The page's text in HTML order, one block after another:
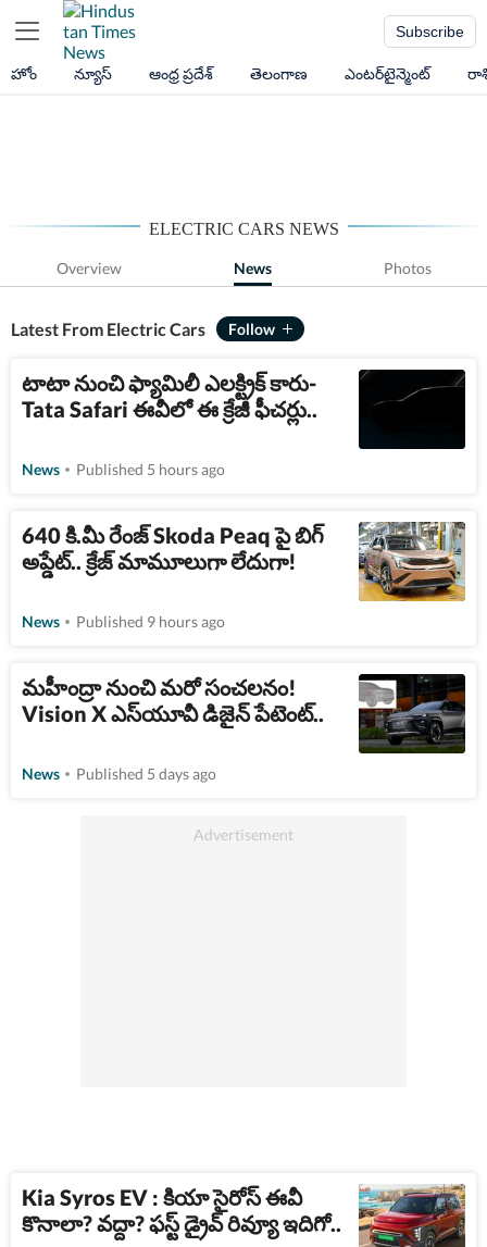
Subscribe
హోం న్యూస్ ఆంధ్ర ప్రదేశ్ తెలంగాణ ఎంటర్‌టైన్మెంట్
ELECTRIC CARS NEWS
Overview News Photos
Latest From Electric Cars
టాటా నుంచి ఫ్యామిలీ ఎలక్ట్రిక్ కారు-
Tata Safari ఈవీలో ఈ క్రేజీ ఫీచర్లు..
News Published 5 hours ago
640 కి.మీ రేంజ్​ Skoda Peaq ​పై బిగ్​
అప్డేట్.. క్రేజ్​ మామూలుగా లేదుగా!
News Published 9 hours ago
మహీంద్రా నుంచి మరో సంచలనం!
Vision X ఎస్​యూవీ డిజైన్ పేటెంట్..
News Published 5 days ago
Kia Syros EV : కియా సైరోస్ ఈవీ
కొనాలా? వద్దా? ఫస్ట్​ డ్రైవ్ రివ్యూ ఇదిగో..